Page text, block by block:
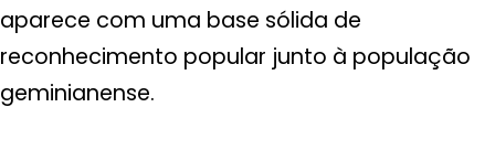
aparece com uma base sólida de
reconhecimento popular junto à população
geminianense.